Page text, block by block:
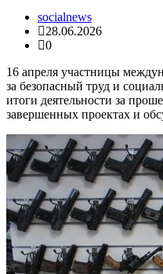
socialnews
28.06.2026
0
16 апреля участницы
за безопасный труд и
итоги деятельности за
завершенных проектах и